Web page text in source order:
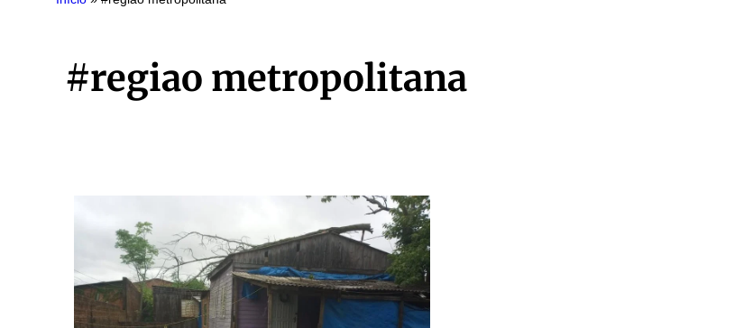
#regiao metropolitana